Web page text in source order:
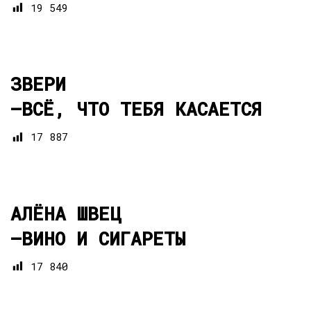
19 549
ЗВЕРИ
—ВСЁ, ЧТО ТЕБЯ КАСАЕТСЯ
17 887
АЛЁНА ШВЕЦ
—ВИНО И СИГАРЕТЫ
17 840